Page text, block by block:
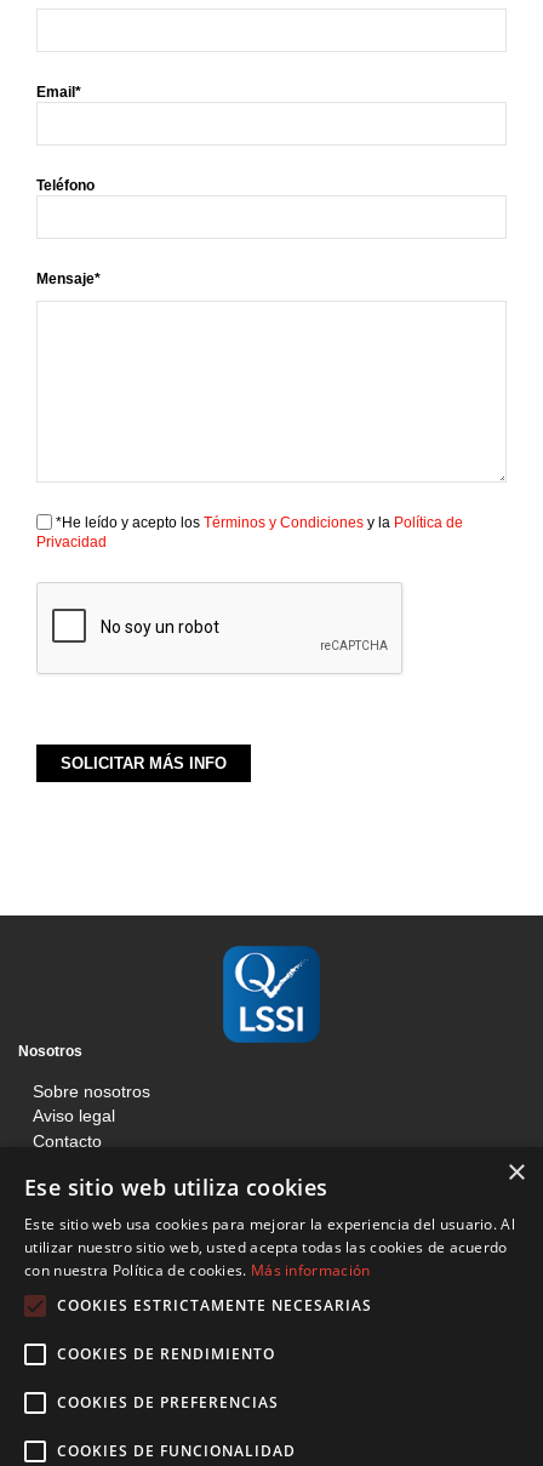
Email*
Teléfono
Mensaje*
*He leído y acepto los Términos y Condiciones y la Política de
Privacidad
Nosotros
Sobre nosotros
Aviso legal
Contacto
Términos y condiciones
Condiciones de venta web
Política de cookies
C/ Mossen Jacinto Verdaguer, 201, Local, Sant Boi de Llobregat 08830
btomas@basculasfranciscotomas.com
×
Ese sitio web utiliza cookies
Este sitio web usa cookies para mejorar la experiencia del usuario. Al
utilizar nuestro sitio web, usted acepta todas las cookies de acuerdo
con nuestra Política de cookies. Más información
COOKIES ESTRICTAMENTE NECESARIAS
COOKIES DE RENDIMIENTO
COOKIES DE PREFERENCIAS
COOKIES DE FUNCIONALIDAD